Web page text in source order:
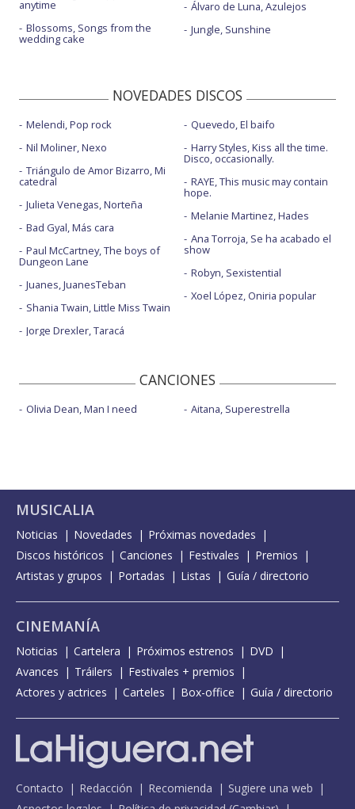
anytime
Blossoms, Songs from the
wedding cake
Álvaro de Luna, Azulejos
Jungle, Sunshine
NOVEDADES DISCOS
Melendi, Pop rock
Nil Moliner, Nexo
Triángulo de Amor Bizarro, Mi
catedral
Julieta Venegas, Norteña
Bad Gyal, Más cara
Paul McCartney, The boys of
Dungeon Lane
Juanes, JuanesTeban
Shania Twain, Little Miss Twain
Jorge Drexler, Taracá
Quevedo, El baifo
Harry Styles, Kiss all the time.
Disco, occasionally.
RAYE, This music may contain
hope.
Melanie Martinez, Hades
Ana Torroja, Se ha acabado el
show
Robyn, Sexistential
Xoel López, Oniria popular
CANCIONES
Olivia Dean, Man I need Aitana, Superestrella
MUSICALIA
Noticias Novedades
Próximas novedades
Discos históricos
Canciones Festivales
Premios
Artistas y grupos
Portadas Listas Guía / directorio
CINEMANÍA
Noticias Cartelera Próximos estrenos
DVD
Avances
Tráilers
Festivales + premios
Actores y actrices
Carteles Box-office Guía / directorio
Contacto Redacción Recomienda
Sugiere una web